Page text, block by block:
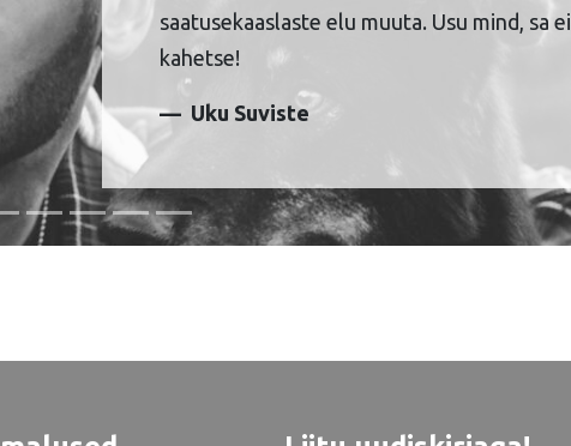
saatusekaaslaste elu muuta. Usu mind, sa ei
kahetse!
Uku Suviste